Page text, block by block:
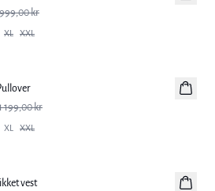
999,00 kr
XL XXL
199,00 kr
XL XXL
vest